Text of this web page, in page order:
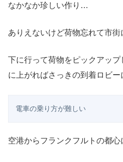
なかなか珍しい作り…
ありえないけど荷物忘れて市
下に行って荷物をピックアッ
に上がればさっきの到着ロビー
電車の乗り方が難しい
空港からフランクフルトの都心